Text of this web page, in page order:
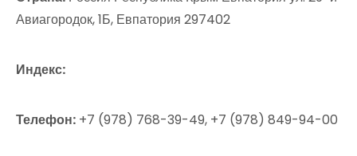
Авиагородок, 1Б, Евпатория 297402
Индекс:
Телефон: +7 (978) 768-39-49, +7 (978) 849-94-00